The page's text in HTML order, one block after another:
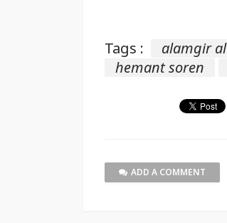
Tags : alamgir
hemant soren
ADD A COMMENT